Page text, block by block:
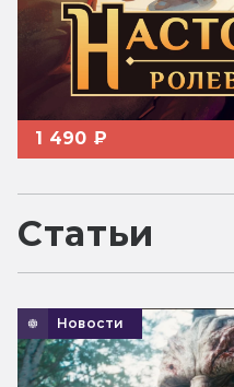
1 490 ₽
Статьи
Новости